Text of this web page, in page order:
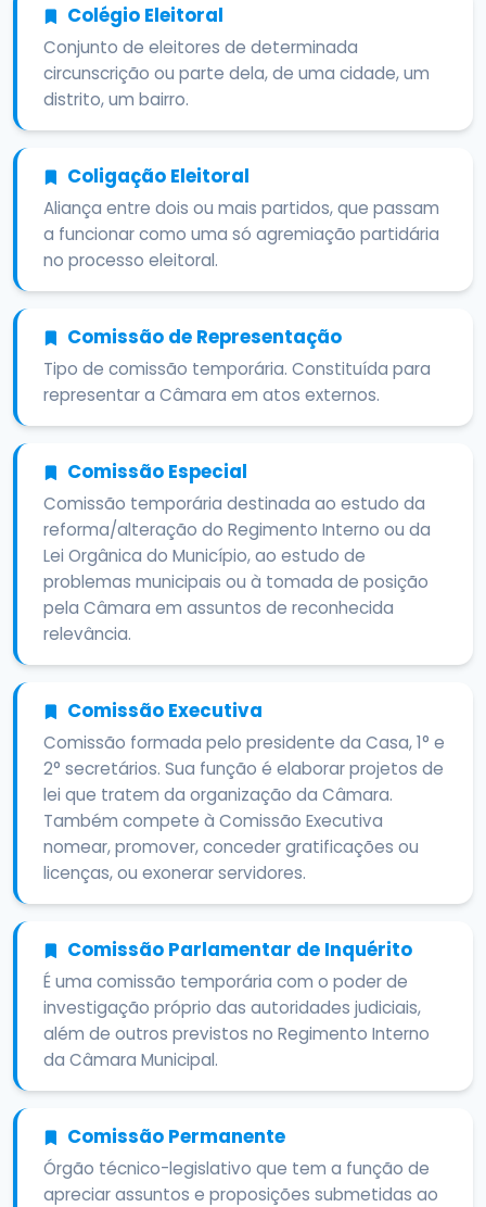
Colégio Eleitoral
Conjunto de eleitores de determinada
circunscrição ou parte dela, de uma cidade, um
distrito, um bairro.
Coligação Eleitoral
Aliança entre dois ou mais partidos, que passam
a funcionar como uma só agremiação partidária
no processo eleitoral.
Comissão de Representação
Tipo de comissão temporária. Constituída para
representar a Câmara em atos externos.
Comissão Especial
Comissão temporária destinada ao estudo da
reforma/alteração do Regimento Interno ou da
Lei Orgânica do Município, ao estudo de
problemas municipais ou à tomada de posição
pela Câmara em assuntos de reconhecida
relevância.
Comissão Executiva
Comissão formada pelo presidente da Casa, 1° e
2° secretários. Sua função é elaborar projetos de
lei que tratem da organização da Câmara.
Também compete à Comissão Executiva
nomear, promover, conceder gratificações ou
licenças, ou exonerar servidores.
Comissão Parlamentar de Inquérito
É uma comissão temporária com o poder de
investigação próprio das autoridades judiciais,
além de outros previstos no Regimento Interno
da Câmara Municipal.
Comissão Permanente
Órgão técnico-legislativo que tem a função de
apreciar assuntos e proposições submetidas ao